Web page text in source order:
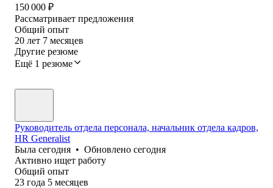
150 000 ₽
Рассматривает предложения
Общий опыт
20 лет 7 месяцев
Другие резюме
Ещё 1 резюме
Руководитель отдела персонала, начальник отдела кадров,
HR Generalist
Была сегодня • Обновлено сегодня
Активно ищет работу
Общий опыт
23 года 5 месяцев